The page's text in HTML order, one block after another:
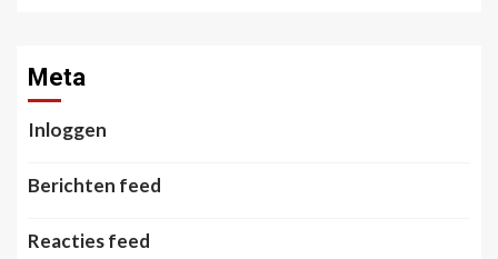
Meta
Inloggen
Berichten feed
Reacties feed